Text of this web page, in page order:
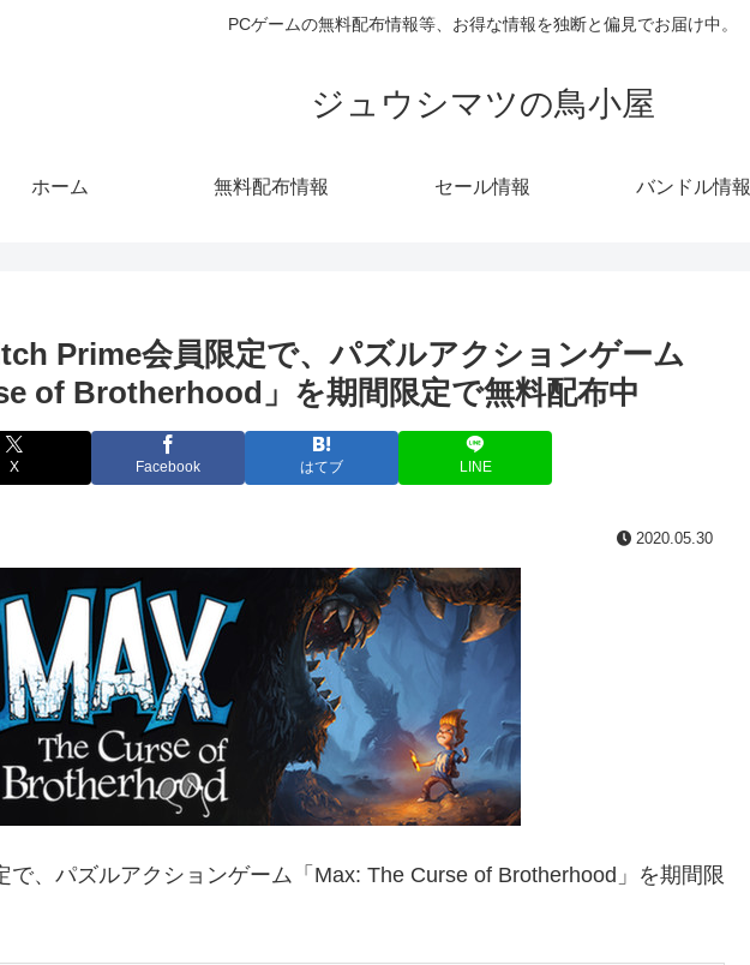
PCゲームの無料配布情報等、お得な情報を独断と偏見でお届け中。
ジュウシマツの鳥小屋
ホーム 無料配布情報 セール情報 バンドル情報
Prime会員限定で、パズルアクションゲーム
of Brotherhood」を期間限定で無料配布中
X Facebook はてブ LINE
2020.05.30
で、パズルアクションゲーム「Max: The Curse of Brotherhood」を期間限